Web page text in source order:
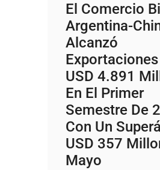
El Comercio
Argentina-
Alcanzó
USD 4.891
En El Primer
Semestre De
Con Un
USD 357
Mayo